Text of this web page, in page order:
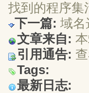
找到的程序集
下一篇: 域名
文章来自:
引用通告:
Tags:
最新日志: